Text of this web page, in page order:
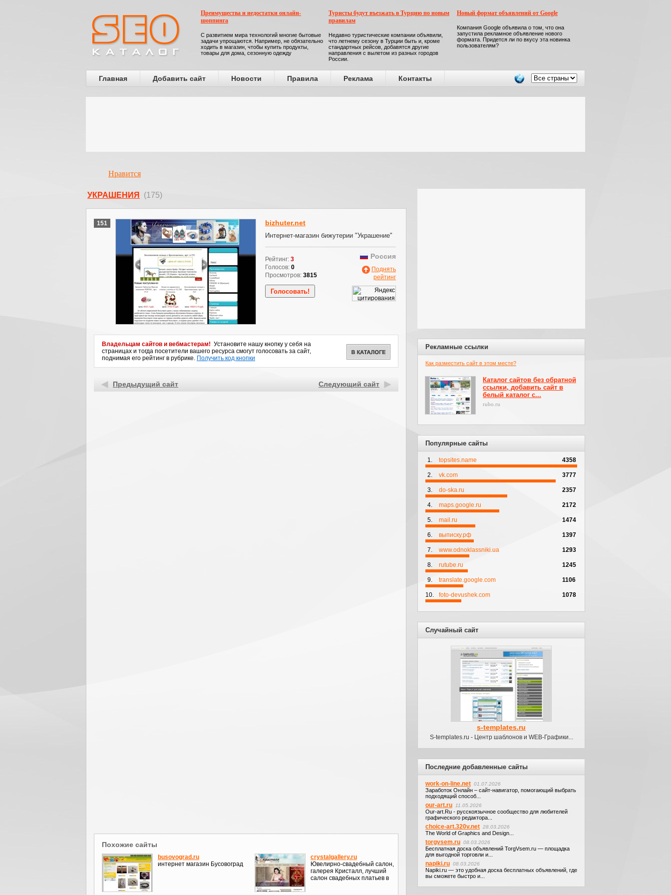
Преимущества и недостатки онлайн-
шоппинга
С развитием мира технологий многие бытовые
задачи упрощаются. Например, не обязательно
ходить в магазин, чтобы купить продукты,
товары для дома, сезонную одежду
Туристы будут въезжать в Турцию по новым
правилам
Недавно туристические компании объявили,
что летнему сезону в Турции быть и, кроме
стандартных рейсов, добавятся другие
направления с вылетом из разных городов
России.
Новый формат объявлений от Google
Компания Google объявила о том, что она
запустила рекламное объявление нового
формата. Придется ли по вкусу эта новинка
пользователям?
Главная Добавить сайт Новости Правила Реклама Контакты
Нравится
УКРАШЕНИЯ (175)
151 bizhuter.net
Интернет-магазин бижутерии "Украшение"
Рейтинг: 3
Голосов: 0
Просмотров: 3815
Россия
Поднять
рейтинг
Владельцам сайтов и вебмастерам! Установите нашу кнопку у себя на
страницах и тогда посетители вашего ресурса смогут голосовать за сайт,
поднимая его рейтинг в рубрике. Получить код кнопки
Предыдущий сайт Следующий сайт
Похожие сайты
busovograd.ru
интернет магазин Бусовоград
crystalgallery.ru
Ювелирно-свадебный салон,
галерея Кристалл, лучший
салон свадебных платьев в
Рекламные ссылки
Как разместить сайт в этом месте?
Каталог сайтов без обратной
ссылки, добавить сайт в
белый каталог с...
rubo.ru
Популярные сайты
1. topsites.name 4358
2. vk.com 3777
3. do-ska.ru 2357
4. maps.google.ru 2172
5. mail.ru 1474
6. выписку.рф 1397
7. www.odnoklassniki.ua 1293
8. rutube.ru 1245
9. translate.google.com 1106
10. foto-devushek.com 1078
Случайный сайт
s-templates.ru
S-templates.ru - Центр шаблонов и WEB-Графики...
Последние добавленные сайты
work-on-line.net 01.07.2026
Заработок Онлайн – сайт-навигатор, помогающий выбрать
подходящий способ...
our-art.ru 11.05.2026
Our-art.Ru - русскоязычное сообщество для любителей
графического редактора...
choice-art.320v.net 28.03.2026
The World of Graphics and Design...
torgvsem.ru 08.03.2026
Бесплатная доска объявлений TorgVsem.ru — площадка
для выгодной торговли и...
napiki.ru 08.03.2026
Napiki.ru — это удобная доска бесплатных объявлений, где
вы сможете быстро и...